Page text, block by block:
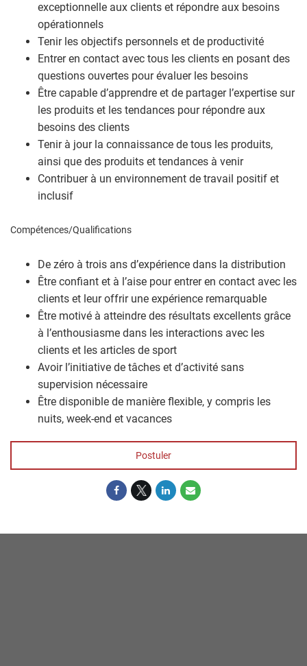
exceptionnelle aux clients et répondre aux besoins
opérationnels
Tenir les objectifs personnels et de productivité
Entrer en contact avec tous les clients en posant des
questions ouvertes pour évaluer les besoins
Être capable d’apprendre et de partager l’expertise sur
les produits et les tendances pour répondre aux
besoins des clients
Tenir à jour la connaissance de tous les produits,
ainsi que des produits et tendances à venir
Contribuer à un environnement de travail positif et
inclusif
Compétences/Qualifications
De zéro à trois ans d’expérience dans la distribution
Être confiant et à l’aise pour entrer en contact avec les
clients et leur offrir une expérience remarquable
Être motivé à atteindre des résultats excellents grâce
à l’enthousiasme dans les interactions avec les
clients et les articles de sport
Avoir l’initiative de tâches et d’activité sans
supervision nécessaire
Être disponible de manière flexible, y compris les
nuits, week-end et vacances
Postuler